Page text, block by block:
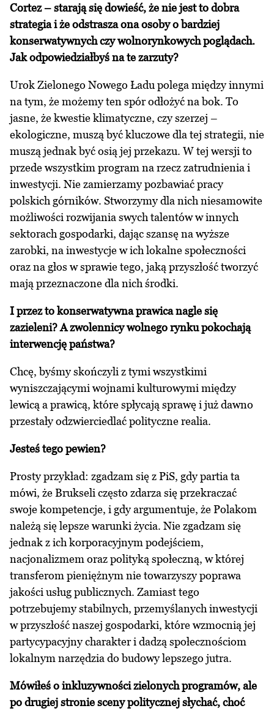
Cortez – starają się dowieść, że nie jest to dobra
strategia i że odstrasza ona osoby o bardziej
konserwatywnych czy wolnorynkowych poglądach.
Jak odpowiedziałbyś na te zarzuty?
Urok Zielonego Nowego Ładu polega między innymi
na tym, że możemy ten spór odłożyć na bok. To
jasne, że kwestie klimatyczne, czy szerzej –
ekologiczne, muszą być kluczowe dla tej strategii, nie
muszą jednak być osią jej przekazu. W tej wersji to
przede wszystkim program na rzecz zatrudnienia i
inwestycji. Nie zamierzamy pozbawiać pracy
polskich górników. Stworzymy dla nich niesamowite
możliwości rozwijania swych talentów w innych
sektorach gospodarki, dając szansę na wyższe
zarobki, na inwestycje w ich lokalne społeczności
oraz na głos w sprawie tego, jaką przyszłość tworzyć
mają przeznaczone dla nich środki.
I przez to konserwatywna prawica nagle się
zazieleni? A zwolennicy wolnego rynku pokochają
interwencję państwa?
Chcę, byśmy skończyli z tymi wszystkimi
wyniszczającymi wojnami kulturowymi między
lewicą a prawicą, które spłycają sprawę i już dawno
przestały odzwierciedlać polityczne realia.
Jesteś tego pewien?
Prosty przykład: zgadzam się z PiS, gdy partia ta
mówi, że Brukseli często zdarza się przekraczać
swoje kompetencje, i gdy argumentuje, że Polakom
należą się lepsze warunki życia. Nie zgadzam się
jednak z ich korporacyjnym podejściem,
nacjonalizmem oraz polityką społeczną, w której
transferom pieniężnym nie towarzyszy poprawa
jakości usług publicznych. Zamiast tego
potrzebujemy stabilnych, przemyślanych inwestycji
w przyszłość naszej gospodarki, które wzmocnią jej
partycypacyjny charakter i dadzą społecznościom
lokalnym narzędzia do budowy lepszego jutra.
Mówiłeś o inkluzywności zielonych programów, ale
po drugiej stronie sceny politycznej słychać, choć